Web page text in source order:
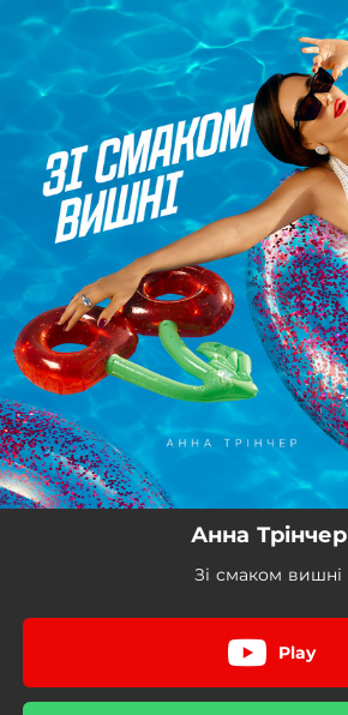
You're all set!
Анна Трінчер
Зі смаком вишні
Play